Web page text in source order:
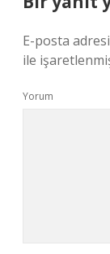
E-posta
ile
Yorum